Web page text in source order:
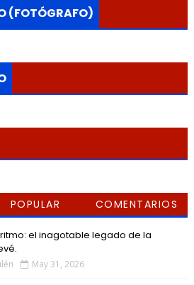
(FOTÓGRAFO)
POPULAR COMENTARIOS
el inagotable legado de la
May 31, 2026